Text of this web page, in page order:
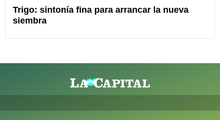
Trigo: sintonía fina para arrancar la nueva
siembra